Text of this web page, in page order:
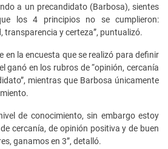
a un precandidato (Barbosa), sientes
los 4 principios no se cumplieron:
transparencia y certeza”, puntualizó.
en la encuesta que se realizó para definir
ganó en los rubros de “opinión, cercanía
mientras que Barbosa únicamente
de conocimiento, sin embargo estoy
cercanía, de opinión positiva y de buen
ganamos en 3”, detalló.